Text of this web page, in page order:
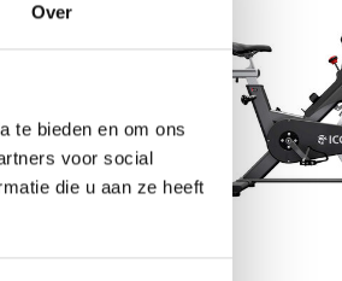
Over
te bieden en om ons
voor social
die u aan ze heeft